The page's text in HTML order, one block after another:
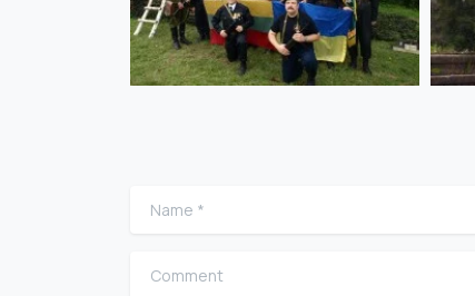
Name
Comment